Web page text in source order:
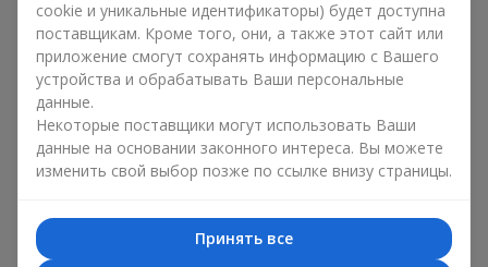
Измаил: классика, романтика,
минимализм
Ассортимент цветочных корзин наflowers.uaвключает
варианты на любой вкус:
Классические композиции— сочетанияроз, лилий,
хризантемв строгих формах;
Минималистичные решения— натуральные формы,
акцент на цвет или текстуру.
cookie и уникальные идентификаторы) будет доступна
поставщикам. Кроме того, они, а также этот сайт или
приложение смогут сохранять информацию с Вашего
устройства и обрабатывать Ваши персональные
данные.
Некоторые поставщики могут использовать Ваши
данные на основании законного интереса. Вы можете
изменить свой выбор позже по ссылке внизу страницы.
Принять все